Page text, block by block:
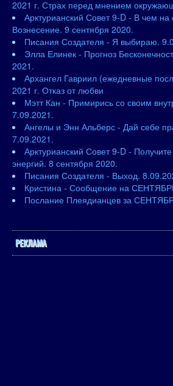
2021 г. Страх перед мнением
Арктурианский Совет 9-D - В чем
Вознесение. 9 сентября 2020.
Писания Создателя - Я выбираю.
Элла Елинек - Прогноз
2021.
Архангел Гавриил (ежедневные
2021 г. Отказ от любви
Мэтт Кан - Примирись со своим
7.09.2021.
Ангелы и Энн Альберс - Дай себе
7.09.2021.
Арктурианский Совет 9-D -
энергий. 8 сентября 2020.
Писания Создателя - Выход.
Кристина - Сообщение на
Послание Плеядианцев за
РЕКЛАМА